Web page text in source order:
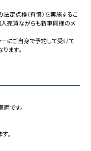
定点検（有償）を実施するこ
売買ながらも新車同様のメ
にご自身で予約して受けて
ます。
です。
。